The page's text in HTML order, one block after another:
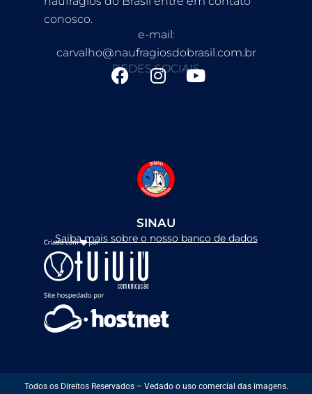
conosco.
e-mail:
carvalho@naufragiosdobrasil.com.br
REDES SOCIAIS
F
I
g
r
m
Y
SINAU
Saiba mais sobre o nosso banco de dados
Todos os Direitos Reservados – Vedado o uso comercial das imagens.